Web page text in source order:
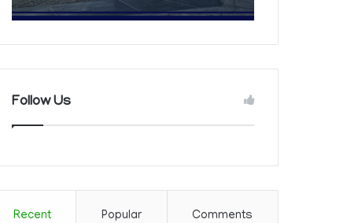
Follow Us
Recent Popular Comments